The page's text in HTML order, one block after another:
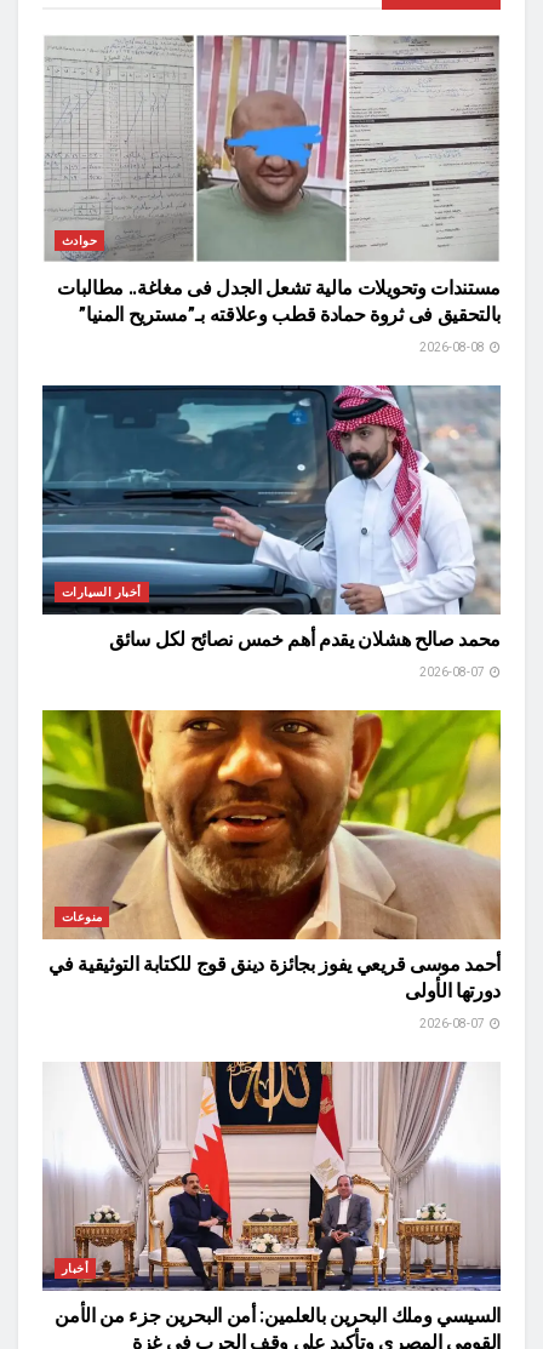
حوادث
مستندات وتحويلات مالية تشعل الجدل فى مغاغة.. مطالبات
بالتحقيق فى ثروة حمادة قطب وعلاقته بـ”مستريح المنيا”
أخبار السيارات
محمد صالح هشلان يقدم أهم خمس نصائح لكل سائق
منوعات
أحمد موسى قريعي يفوز بجائزة دينق قوج للكتابة التوثيقية في
دورتها الأولى
أخبار
السيسي وملك البحرين بالعلمين: أمن البحرين جزء من الأمن
القومي المصري وتأكيد على وقف الحرب في غزة